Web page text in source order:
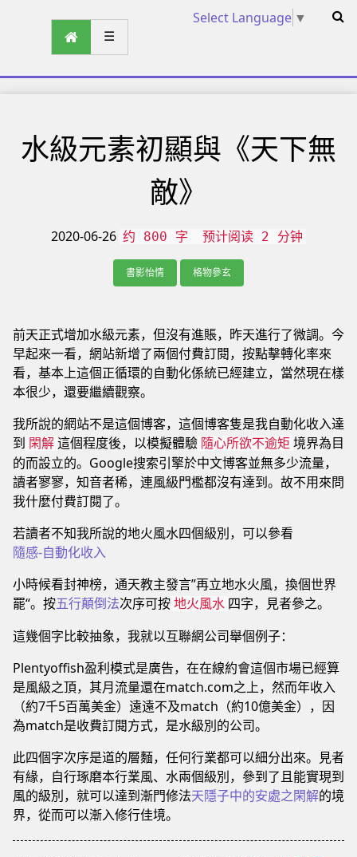
Select Language ▼
☰
水級元素初顯與《天下無
敵》
2020-06-26 约 800 字 预计阅读 2 分钟
書影怡情 格物參玄
前天正式增加水級元素，但沒有進賬，昨天進行了微調。今
早起來一看，網站新增了兩個付費訂閱，按點擊轉化率來
看，基本上這個正循環的自動化係統已經建立，當然現在樣
本很少，還要繼續觀察。
我所說的網站不是這個博客，這個博客隻是我自動化收入達
到 閑解 這個程度後，以模擬體驗 隨心所欲不逾矩 境界為目
的而設立的。Google搜索引擎於中文博客並無多少流量，
讀者寥寥，知音者稀，連風級門檻都沒有達到。故不用來問
我什麼付費訂閱了。
若讀者不知我所說的地火風水四個級別，可以參看
隨感-自動化收入
小時候看封神榜，通天教主發言”再立地水火風，換個世界
罷“。按五行顛倒法次序可按 地火風水 四字，見者參之。
這幾個字比較抽象，我就以互聯網公司舉個例子：
Plentyoffish盈利模式是廣告，在在線約會這個市場已經算
是風級之頂，其月流量還在match.com之上，然而年收入
（約7千5百萬美金）遠遠不及match（約10億美金），因
為match是收費訂閱方式，是水級別的公司。
此四個字次序是道的層麵，任何行業都可以細分出來。見者
有緣，自行琢磨本行業風、水兩個級別，參到了且能實現到
風的級別，就可以達到漸門修法天隱子中的安處之閑解的境
界，從而可以漸入修行佳境。